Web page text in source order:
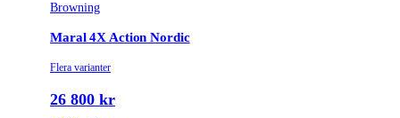
Browning
Maral 4X Action Nordic
Flera varianter
26 800 kr